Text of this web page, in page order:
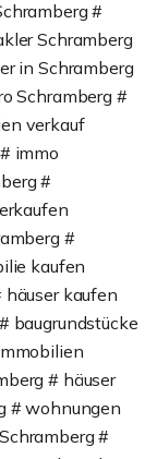
#
Schramberg
in Schramberg
Schramberg #
verkauf
immo
#
#
kaufen
kaufen
baugrundstücke
# häuser
# wohnungen
#